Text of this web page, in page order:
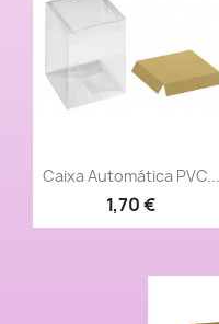
Vista rápida
Caixa Automática PVC...
1,70 €